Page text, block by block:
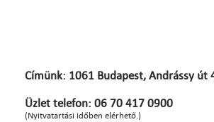
Címünk: 1061 Budapest, Andrássy út
Üzlet telefon: 06 70 417 0900
(Nyitvatartási időben elérhető.)